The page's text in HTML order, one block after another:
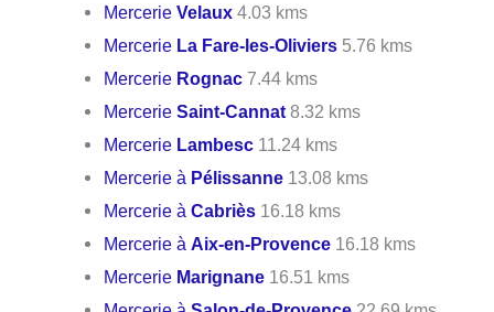
MercerieVelaux 4.03 kms
Mercerie La Fare-les-Oliviers 5.76 kms
Mercerie Rognac 7.44 kms
MercerieSaint-Cannat 8.32 kms
Mercerie Lambesc 11.24 kms
Mercerie à Pélissanne 13.08 kms
Mercerie àCabriès 16.18 kms
Mercerie àAix-en-Provence 16.18 kms
Mercerie Marignane 16.51 kms